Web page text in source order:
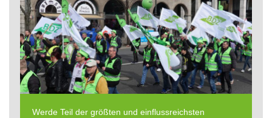
Werde Teil der größten und einflussreichsten